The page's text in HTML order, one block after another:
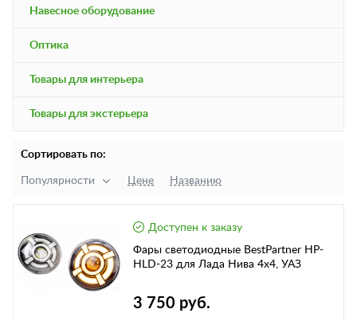
Навесное оборудование
Оптика
Товары для интерьера
Товары для экстерьера
Сортировать по:
Популярности Цене Названию
Доступен к заказу
Фары светодиодные BestPartner HP-
HLD-23 для Лада Нива 4х4, УАЗ
3 750 руб.